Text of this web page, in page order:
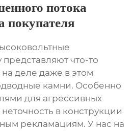
потока
покупателя
что-то
деле даже в этом
камни. Особенно
для агрессивных
в конструкции
рекламациям. У нас на